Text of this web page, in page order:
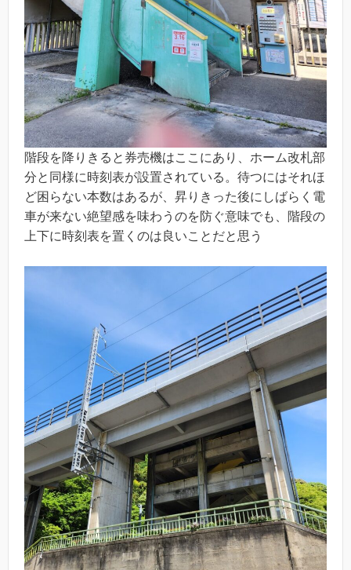
階段を降りきると券売機はここにあり、ホーム改札部
分と同様に時刻表が設置されている。待つにはそれほ
ど困らない本数はあるが、昇りきった後にしばらく電
車が来ない絶望感を味わうのを防ぐ意味でも、階段の
上下に時刻表を置くのは良いことだと思う